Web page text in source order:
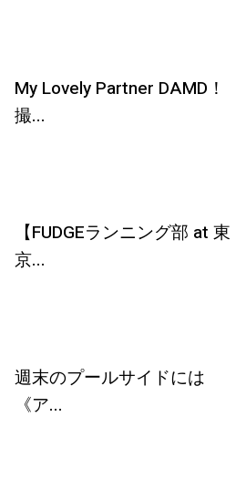
My Lovely Partner DAMD！
撮...
【FUDGEランニング部 at 東
京...
週末のプールサイドには
《ア...